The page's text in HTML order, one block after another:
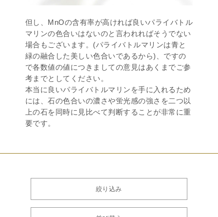
但し、MnOの含有率が高ければ良いパライバトル
マリンの色合いはないのと言われればそうでない
場合もございます。(パライバトルマリンは青と
緑の融合した美しい色合いであるから)、ですの
で各数値の値につきましての意見はあくまでご参
考までとしてください。
本当に良いパライバトルマリンを手に入れるため
には、石の色合いの濃さや蛍光感の強さを二つ以
上の石を同時に見比べて判断することが非常に重
要です。
絞り込み